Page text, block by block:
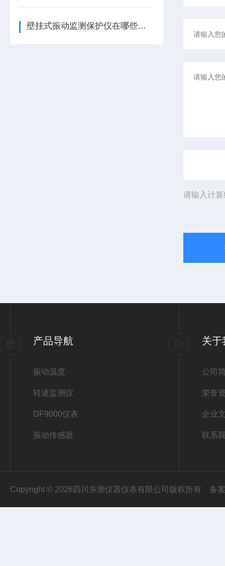
壁挂式振动监测保护仪在哪些领域有广泛应用？
请输入计
产品导航
振动温度
转速监测仪
DF9000仪表
振动传感器
关于
公司
荣誉
企业
联系
Copyright © 2026四川东测仪器仪表有限公司版权所有 备